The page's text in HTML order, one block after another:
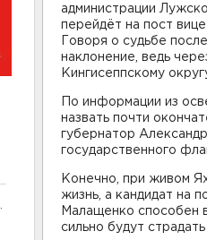
администрации
перейдёт на пост
Говоря о судьбе
наклонение, ведь
Кингисеппскому
По информации из
назвать почти
губернатор
государственного
Конечно, при живом
жизнь, а кандидат на
Малащенко способен
сильно будут